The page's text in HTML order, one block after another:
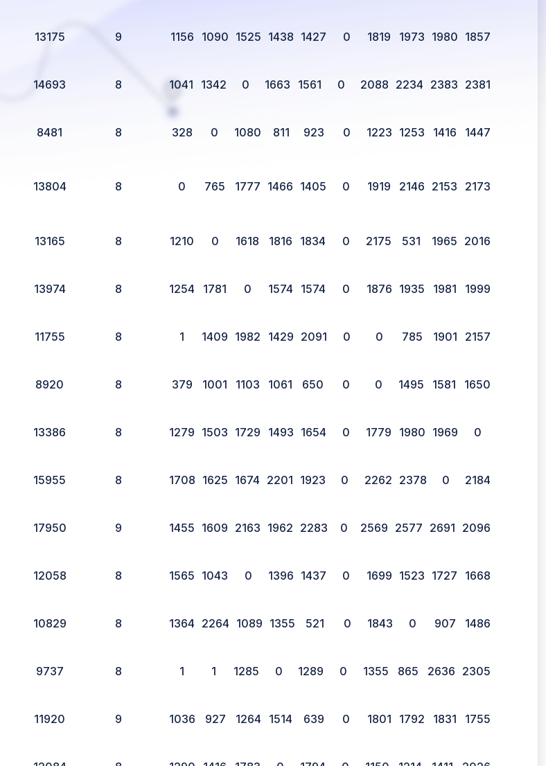
13175 9 1156 1090 1525 1438 1427 0 1819 1973 1980 1857
14693 8 1041 1342 0 1663 1561 0 2088 2234 2383 2381
8481 8 328 0 1080 811 923 0 1223 1253 1416 1447
13804 8 0 765 1777 1466 1405 0 1919 2146 2153 2173
13165 8 1210 0 1618 1816 1834 0 2175 531 1965 2016
13974 8 1254 1781 0 1574 1574 0 1876 1935 1981 1999
11755 8 1 1409 1982 1429 2091 0 0 785 1901 2157
8920 8 379 1001 1103 1061 650 0 0 1495 1581 1650
13386 8 1279 1503 1729 1493 1654 0 1779 1980 1969 0
15955 8 1708 1625 1674 2201 1923 0 2262 2378 0 2184
17950 9 1455 1609 2163 1962 2283 0 2569 2577 2691 2096
12058 8 1565 1043 0 1396 1437 0 1699 1523 1727 1668
10829 8 1364 2264 1089 1355 521 0 1843 0 907 1486
9737 8 1 1 1285 0 1289 0 1355 865 2636 2305
11920 9 1036 927 1264 1514 639 0 1801 1792 1831 1755